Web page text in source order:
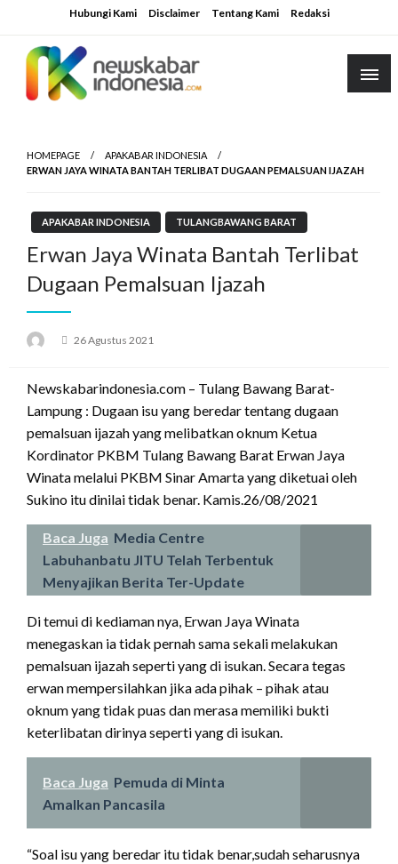
to
content
Hubungi Kami Disclaimer Tentang Kami Redaksi
HOMEPAGE
APAKABAR INDONESIA
ERWAN JAYA WINATA BANTAH TERLIBAT DUGAAN PEMALSUAN IJAZAH
APAKABAR INDONESIA TULANGBAWANG BARAT
Erwan Jaya Winata Bantah Terlibat
Dugaan Pemalsuan Ijazah
Posted
26 Agustus 2021
Newskabarindonesia.com – Tulang Bawang Barat-
Lampung : Dugaan isu yang beredar tentang dugaan
pemalsuan ijazah yang melibatkan oknum Ketua
Kordinator PKBM Tulang Bawang Barat Erwan Jaya
Winata melalui PKBM Sinar Amarta yang diketuai oleh
Sukino itu dinilai tidak benar. Kamis.26/08/2021
Baca Juga Media Centre
Labuhanbatu JITU Telah Terbentuk
Menyajikan Berita Ter-Update
Di temui di kediaman nya, Erwan Jaya Winata
menegaskan ia tidak pernah sama sekali melakukan
pemalsuan ijazah seperti yang di isukan. Secara tegas
erwan mempersilahkan jika ada pihak – pihak atau
oknum yang tidak puas dan merasa memiliki bukti
keterlibatan dirinya seperti yang di isukan.
Baca Juga Pemuda di Minta
Amalkan Pancasila
“Soal isu yang beredar itu tidak benar,sudah seharusnya